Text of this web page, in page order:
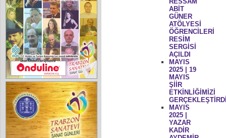
ABİT
GÜNER
ATÖLYESİ
ÖĞRENCİLERİ
RESİM
SERGİSİ
AÇILDI
MAYIS
2025 | 19
MAYIS
ŞİİR
ETKİNLİĞİMİZİ
MAYIS
2025 |
YAZAR
KADİR